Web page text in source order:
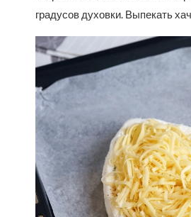
градусов духовки. Выпекать